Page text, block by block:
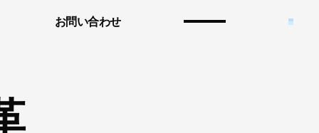
お問い合わせ